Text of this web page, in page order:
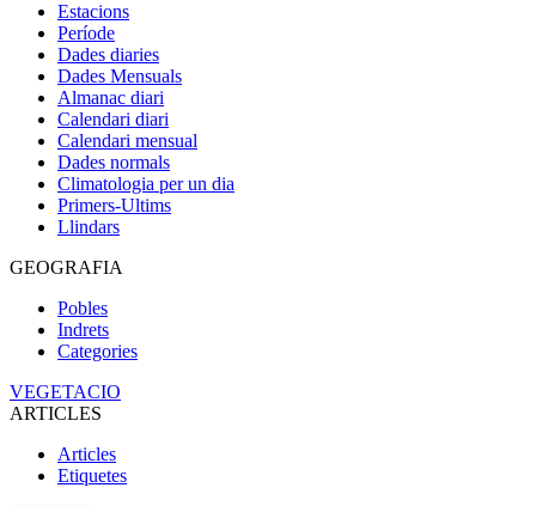
Estacions
Període
Dades diaries
Dades Mensuals
Almanac diari
Calendari diari
Calendari mensual
Dades normals
Climatologia per un dia
Primers-Ultims
Llindars
GEOGRAFIA
Pobles
Indrets
Categories
VEGETACIO
ARTICLES
Articles
Etiquetes